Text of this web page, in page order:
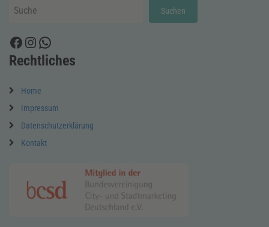
Suchen
Suchen
Facebook
Instagram
WhatsApp
Rechtliches
Home
Impressum
Datenschutzerklärung
Kontakt